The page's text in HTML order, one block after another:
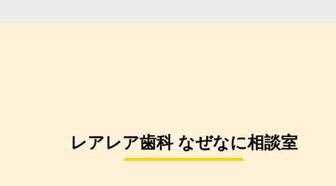
レアレア歯科 なぜなに相談室